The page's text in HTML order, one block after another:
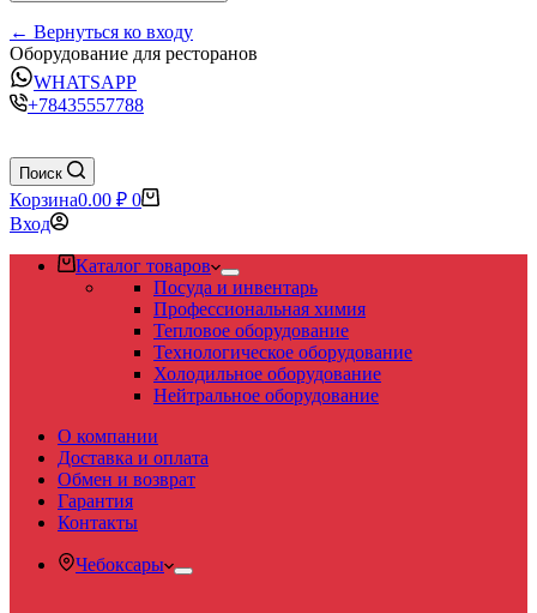
← Вернуться ко входу
Оборудование для ресторанов
WHATSAPP
+78435557788
Поиск
Корзина0.00 ₽ 0
Вход
Каталог товаров
Посуда и инвентарь
Профессиональная химия
Тепловое оборудование
Технологическое оборудование
Холодильное оборудование
Нейтральное оборудование
О компании
Доставка и оплата
Обмен и возврат
Гарантия
Контакты
Чебоксары